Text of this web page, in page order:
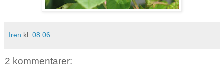
Iren kl. 08:06
2 kommentarer: